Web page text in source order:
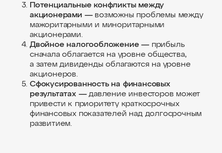
Потенциальные конфликты между
акционерами —возможны проблемы между
мажоритарными и миноритарными
акционерами.
Двойное налогообложение — прибыль
сначала облагается на уровне общества,
а затем дивиденды облагаются на уровне
акционеров.
Сфокусированность на финансовых
результатах —давление инвесторов может
привести к приоритету краткосрочных
финансовых показателей над долгосрочным
развитием.